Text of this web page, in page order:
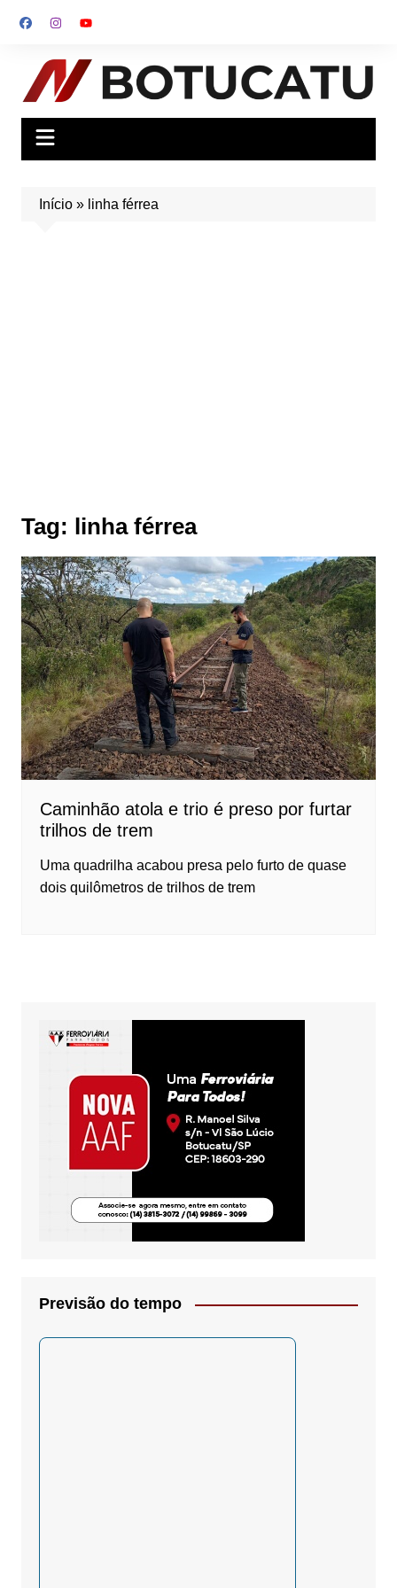
para
conteúdo
Início» linha férrea
Tag: linha férrea
Caminhão atola e trio é preso por furtar
trilhos de trem
Uma quadrilha acabou presa pelo furto de quase
dois quilômetros de trilhos de trem
Previsão do tempo